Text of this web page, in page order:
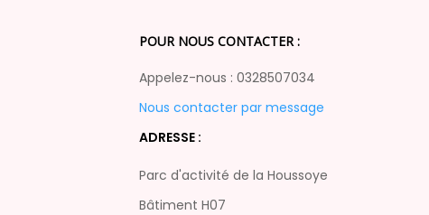
POUR NOUS CONTACTER :
Appelez-nous : 0328507034
Nous contacter par message
ADRESSE :
Parc d'activité de la Houssoye
Bâtiment H07